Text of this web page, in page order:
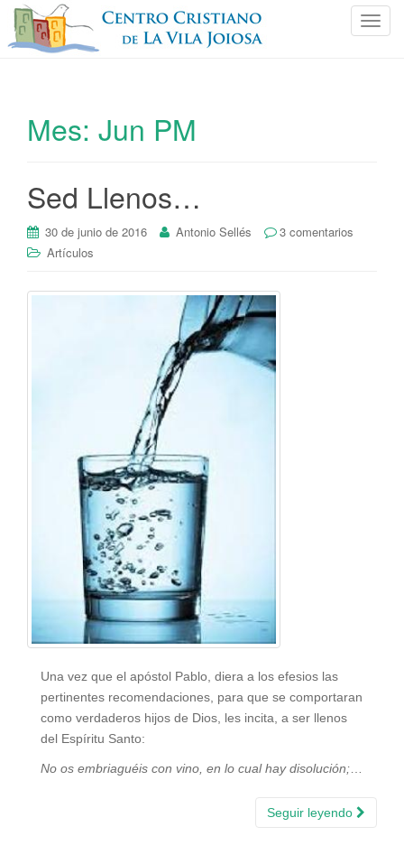
C
Mes: Jun PM
Sed Llenos…
30 de junio de 2016 Antonio Sellés
3 comentarios
Artículos
Una vez que el apóstol Pablo, diera a los efesios las
pertinentes recomendaciones, para que se comportaran
como verdaderos hijos de Dios, les incita, a ser llenos
del Espíritu Santo:
No os embriaguéis con vino, en lo cual hay disolución;
Seguir leyendo